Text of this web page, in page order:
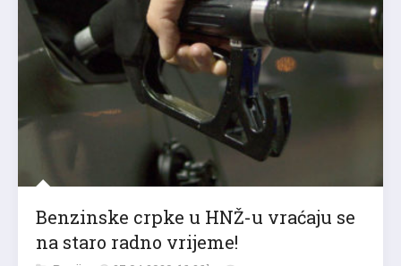
Benzinske crpke u HNŽ-u vraćaju se
na staro radno vrijeme!